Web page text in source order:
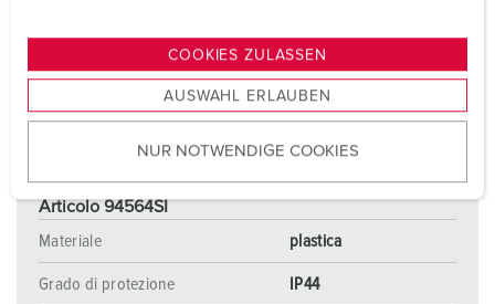
s
u
w
COOKIES ZULASSEN
AUSWAHL ERLAUBEN
NUR NOTWENDIGE COOKIES
Articolo 94564SI
Materiale
plastica
Grado di protezione IP44